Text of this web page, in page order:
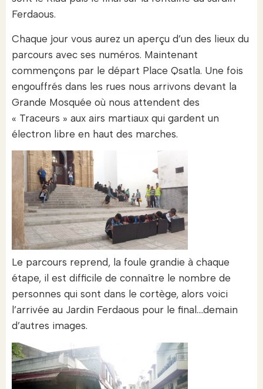
Ferdaous.
Chaque jour vous aurez un aperçu d’un des lieux du
parcours avec ses numéros. Maintenant
commençons par le départ Place Qsatla. Une fois
engouffrés dans les rues nous arrivons devant la
Grande Mosquée où nous attendent des
« Traceurs » aux airs martiaux qui gardent un
électron libre en haut des marches.
Le parcours reprend, la foule grandie à chaque
étape, il est difficile de connaître le nombre de
personnes qui sont dans le cortège, alors voici
l’arrivée au Jardin Ferdaous pour le final….demain
d’autres images.